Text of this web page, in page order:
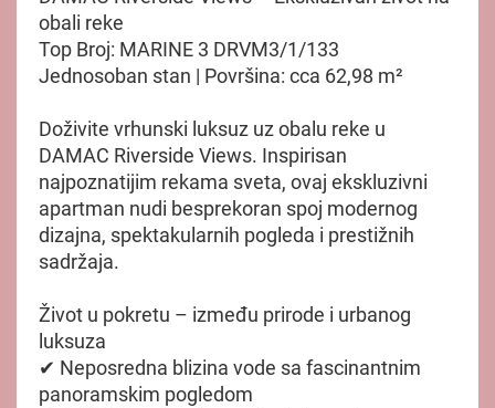
obali reke
Top Broj: MARINE 3 DRVM3/1/133
Jednosoban stan | Površina: cca 62,98 m²
Doživite vrhunski luksuz uz obalu reke u
DAMAC Riverside Views. Inspirisan
najpoznatijim rekama sveta, ovaj ekskluzivni
apartman nudi besprekoran spoj modernog
dizajna, spektakularnih pogleda i prestižnih
sadržaja.
Život u pokretu – između prirode i urbanog
luksuza
✔ Neposredna blizina vode sa fascinantnim
panoramskim pogledom